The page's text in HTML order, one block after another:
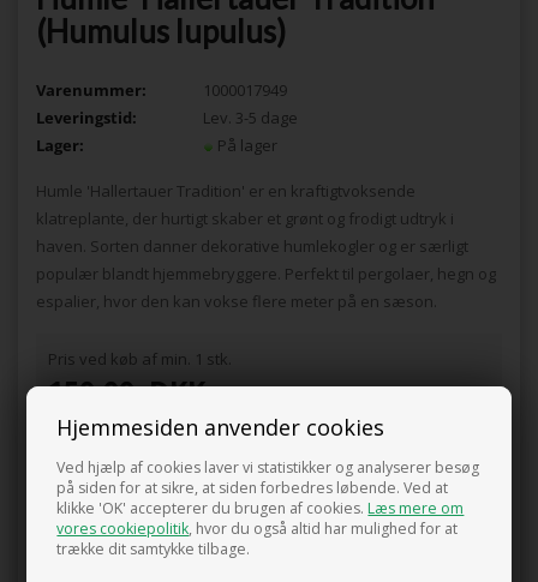
Hjemmesiden anvender cookies
Ved hjælp af cookies laver vi statistikker og analyserer besøg
på siden for at sikre, at siden forbedres løbende. Ved at
klikke 'OK' accepterer du brugen af cookies.Læs mere om
vores cookiepolitik, hvor du også altid har mulighed for at
trække dit samtykke tilbage.
(Humulus lupulus)
Varenummer:
1000017949
Leveringstid:
Lev. 3-5 dage
Lager:
På lager
Humle 'Hallertauer Tradition' er en kraftigtvoksende
klatreplante, der hurtigt skaber et grønt og frodigt udtryk i
haven. Sorten danner dekorative humlekogler og er særligt
populær blandt hjemmebryggere. Perfekt til pergolaer, hegn og
espalier, hvor den kan vokse flere meter på en sæson.
Pris ved køb af min. 1 stk.
150,00DKK
0 anmeldelser